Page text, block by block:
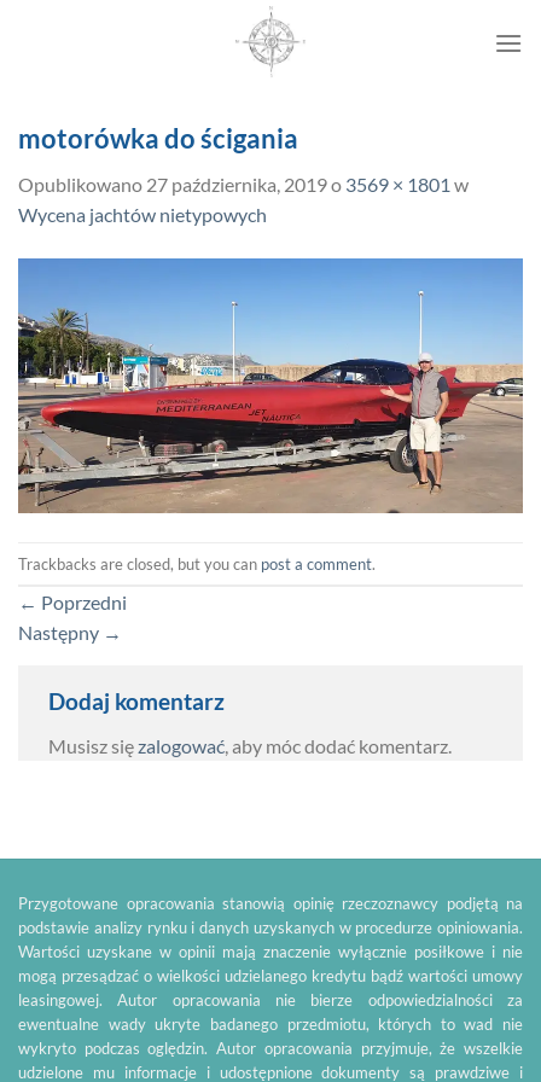
motorówka do ścigania
Opublikowano 27 października, 2019o 3569 × 1801 w
Wycena jachtów nietypowych
Trackbacks are closed, but you can post a comment
← Poprzedni
Następny →
Dodaj komentarz
Musisz sięzalogować, aby móc dodać komentarz.
Przygotowane opracowania stanowią opinię rzeczoznawcy podjętą na
podstawie analizy rynku i danych uzyskanych w procedurze opiniowania.
Wartości uzyskane w opinii mają znaczenie wyłącznie posiłkowe i nie
mogą przesądzać o wielkości udzielanego kredytu bądź wartości umowy
leasingowej. Autor opracowania nie bierze odpowiedzialności za
ewentualne wady ukryte badanego przedmiotu, których to wad nie
wykryto podczas oględzin. Autor opracowania przyjmuje, że wszelkie
udzielone mu informacje i udostępnione dokumenty są prawdziwe i